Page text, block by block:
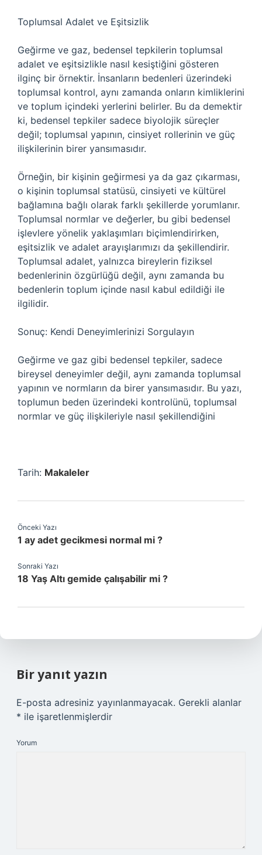
Toplumsal Adalet ve Eşitsizlik
Geğirme ve gaz, bedensel tepkilerin toplumsal
adalet ve eşitsizlikle nasıl kesiştiğini gösteren
ilginç bir örnektir. İnsanların bedenleri üzerindeki
toplumsal kontrol, aynı zamanda onların kimliklerini
ve toplum içindeki yerlerini belirler. Bu da demektir
ki, bedensel tepkiler sadece biyolojik süreçler
değil; toplumsal yapının, cinsiyet rollerinin ve güç
ilişkilerinin birer yansımasıdır.
Örneğin, bir kişinin geğirmesi ya da gaz çıkarması,
o kişinin toplumsal statüsü, cinsiyeti ve kültürel
bağlamına bağlı olarak farklı şekillerde yorumlanır.
Toplumsal normlar ve değerler, bu gibi bedensel
işlevlere yönelik yaklaşımları biçimlendirirken,
eşitsizlik ve adalet arayışlarımızı da şekillendirir.
Toplumsal adalet, yalnızca bireylerin fiziksel
bedenlerinin özgürlüğü değil, aynı zamanda bu
bedenlerin toplum içinde nasıl kabul edildiği ile
ilgilidir.
Sonuç: Kendi Deneyimlerinizi Sorgulayın
Geğirme ve gaz gibi bedensel tepkiler, sadece
bireysel deneyimler değil, aynı zamanda toplumsal
yapının ve normların da birer yansımasıdır. Bu yazı,
toplumun beden üzerindeki kontrolünü, toplumsal
normlar ve güç ilişkileriyle nasıl şekillendiğini
Tarih: Makaleler
Önceki Yazı
1 ay adet gecikmesi normal mi ?
Sonraki Yazı
18 Yaş Altı gemide çalışabilir mi ?
Bir yanıt yazın
E-posta adresiniz yayınlanmayacak. Gerekli alanlar
* ile işaretlenmişlerdir
Yorum